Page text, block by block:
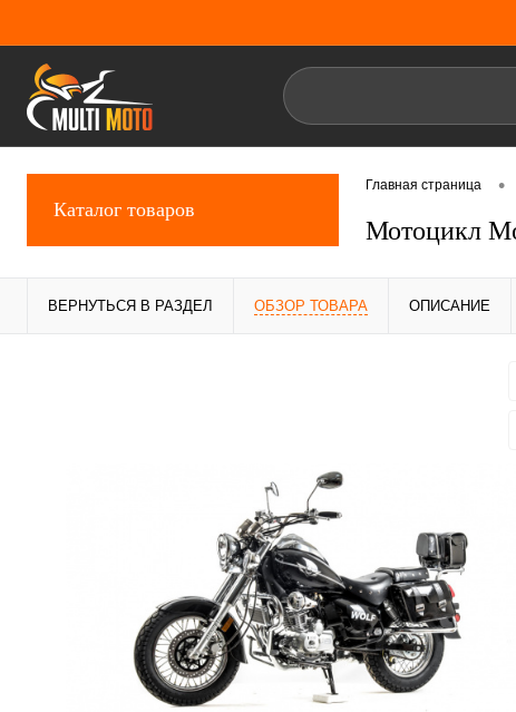
Каталог товаров
Главная страница •
Мотоцикл
ВЕРНУТЬСЯ В РАЗДЕЛ ОБЗОР ТОВАРА ОПИСАНИЕ